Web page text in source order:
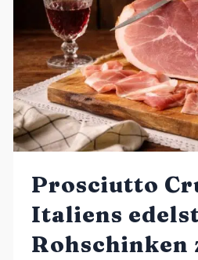
Prosciutto
Italiens
Rohschinken